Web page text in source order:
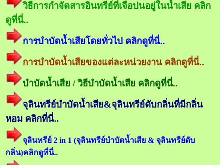
วิธีการกำจัดสารอินทรีย์ที่เจือปนอยู่ในน้ำเสีย คลิก
ดูที่นี่..
การบำบัดน้ำเสียโดยทั่วไป คลิกดูที่นี่..
การบำบัดน้ำเสียของแต่ละหน่วยงาน คลิกดูที่นี่..
บำบัดน้ำเสีย / วิธีบำบัดน้ำเสีย คลิกดูที่นี่..
จุลินทรีย์บำบัดน้ำเสีย&จุลินทรีย์ดับกลิ่นที่มีกลิ่น
หอม คลิกที่นี่..
จุลินทรีย์ 2 in 1 (จุลินทรีย์บำบัดน้ำเสีย & จุลินทรีย์ดับ
กลิ่น)คลิกดูที่นี่..